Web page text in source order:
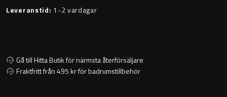
Vägghängd toalettstol
Leveranstid: 1-2 vardagar
Gå till Hitta Butik för närmsta återförsäljare
Fraktfritt från 495 kr för badrumstillbehör